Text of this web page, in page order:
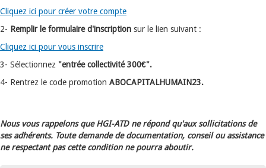
Cliquez ici pour créer votre compte
2- Remplir le formulaire d'inscription sur le lien suivant :
Cliquez ici pour vous inscrire
3- Sélectionnez "entrée collectivité 300€".
4- Rentrez le code promotion ABOCAPITALHUMAIN23.
Nous vous rappelons que HGI-ATD ne répond qu'aux sollicitations de
ses adhérents. Toute demande de documentation, conseil ou assistance
ne respectant pas cette condition ne pourra aboutir.